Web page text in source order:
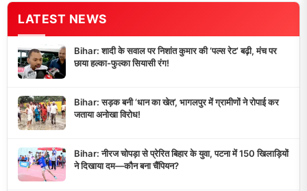
LATEST NEWS
Bihar: शादी के सवाल पर निशांत कुमार की ‘पल्स रेट’ बढ़ी, मंच पर
छाया हल्का-फुल्का सियासी रंग!
Bihar: सड़क बनी ‘धान का खेत’, भागलपुर में ग्रामीणों ने रोपाई कर
जताया अनोखा विरोध!
Bihar: नीरज चोपड़ा से प्रेरित बिहार के युवा, पटना में 150 खिलाड़ियों
ने दिखाया दम—कौन बना चैंपियन?